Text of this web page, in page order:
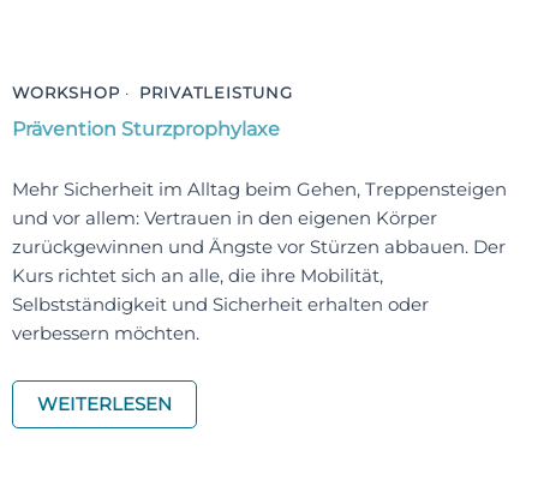
WORKSHOP · PRIVATLEISTUNG
Prävention Sturzprophylaxe
Mehr Sicherheit im Alltag beim Gehen, Treppensteigen
und vor allem: Vertrauen in den eigenen Körper
zurückgewinnen und Ängste vor Stürzen abbauen. Der
Kurs richtet sich an alle, die ihre Mobilität,
Selbstständigkeit und Sicherheit erhalten oder
verbessern möchten.
WEITERLESEN